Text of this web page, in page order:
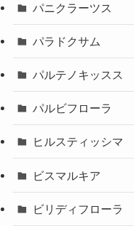
パニクラーツス
パラドクサム
パルテノキッスス
パルビフローラ
ヒルスティッシマ
ビスマルキア
ビリディフローラ